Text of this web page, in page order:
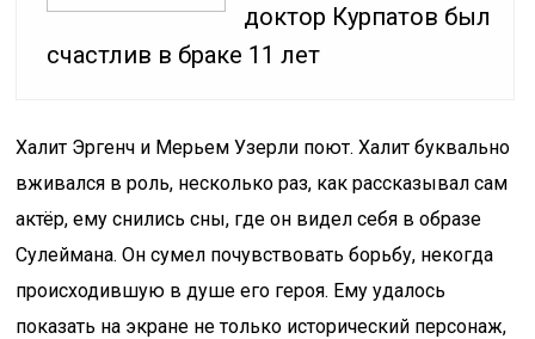
доктор Курпатов был
счастлив в браке 11 лет
Халит Эргенч и Мерьем Узерли поют. Халит буквально
вживался в роль, несколько раз, как рассказывал сам
актёр, ему снились сны, где он видел себя в образе
Сулеймана. Он сумел почувствовать борьбу, некогда
происходившую в душе его героя. Ему удалось
показать на экране не только исторический персонаж,